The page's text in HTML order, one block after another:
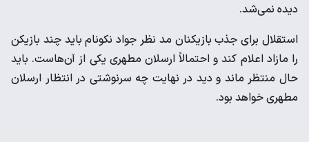
دیده نمی‌شد.
استقلال برای جذب بازیکنان مد نظر جواد نکونام باید چند بازیکن
را مازاد اعلام کند و احتمالاً ارسلان مطهری یکی از آن‌هاست. باید
حال منتظر ماند و دید در نهایت چه سرنوشتی در انتظار ارسلان
مطهری خواهد بود.